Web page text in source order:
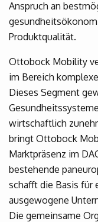
Anspruch an
Produktqualität.
Ottobock Mobility
im Bereich
Dieses Segment
wirtschaftlich
bringt Ottobock
Marktpräsenz im
bestehende
schafft die Basis für
ausgewogene
Die gemeinsame